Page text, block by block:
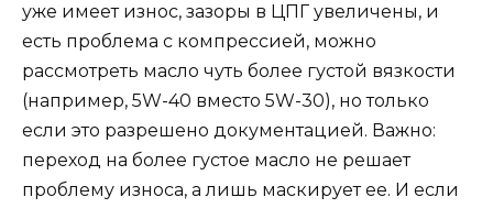
уже имеет износ, зазоры в ЦПГ увеличены, и
есть проблема с компрессией, можно
рассмотреть масло чуть более густой вязкости
(например, 5W-40 вместо 5W-30), но только
если это разрешено документацией. Важно:
переход на более густое масло не решает
проблему износа, а лишь маскирует ее. И если